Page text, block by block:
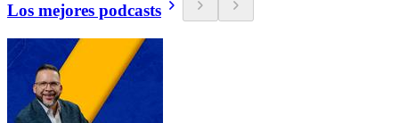
Los mejores podcasts